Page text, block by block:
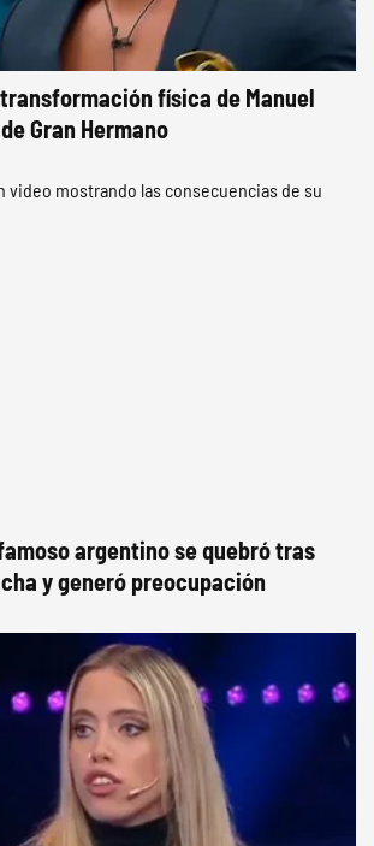
física de Manuel
Gran Hermano
argentino se quebró tras
y generó preocupación